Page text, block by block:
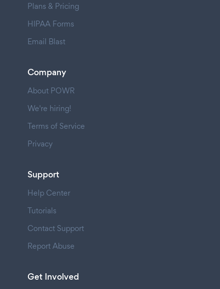
Plans & Pricing
HIPAA Forms
Email Blast
Company
About POWR
We're hiring!
Terms of Service
Privacy
Support
Help Center
Tutorials
Contact Support
Report Abuse
Get Involved